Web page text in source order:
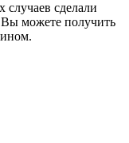
сделали
можете получить